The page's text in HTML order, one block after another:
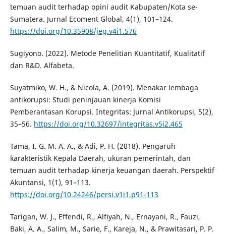
temuan audit terhadap opini audit Kabupaten/Kota se-
Sumatera. Jurnal Ecoment Global, 4(1), 101–124.
https://doi.org/10.35908/jeg.v4i1.576
Sugiyono. (2022). Metode Penelitian Kuantitatif, Kualitatif
dan R&D. Alfabeta.
Suyatmiko, W. H., & Nicola, A. (2019). Menakar lembaga
antikorupsi: Studi peninjauan kinerja Komisi
Pemberantasan Korupsi. Integritas: Jurnal Antikorupsi, 5(2),
35–56. https://doi.org/10.32697/integritas.v5i2.465
Tama, I. G. M. A. A., & Adi, P. H. (2018). Pengaruh
karakteristik Kepala Daerah, ukuran pemerintah, dan
temuan audit terhadap kinerja keuangan daerah. Perspektif
Akuntansi, 1(1), 91–113.
https://doi.org/10.24246/persi.v1i1.p91-113
Tarigan, W. J., Effendi, R., Alfiyah, N., Ernayani, R., Fauzi,
Baki, A. A., Salim, M., Sarie, F., Kareja, N., & Prawitasari, P. P.